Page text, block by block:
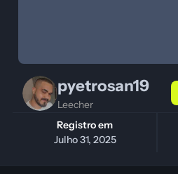
pyetrosan19
Leecher
Registro em
Julho 31, 2025